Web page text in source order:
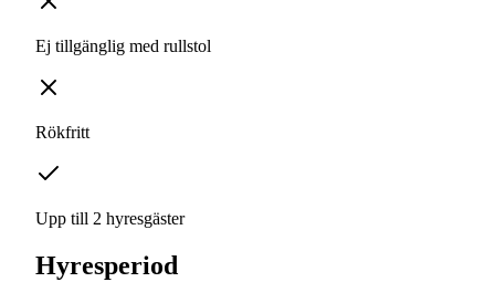
Ej tillgänglig med rullstol
Rökfritt
Upp till 2 hyresgäster
Hyresperiod